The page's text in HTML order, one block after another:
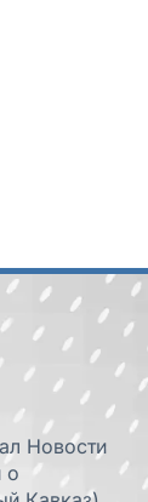
Новости
о